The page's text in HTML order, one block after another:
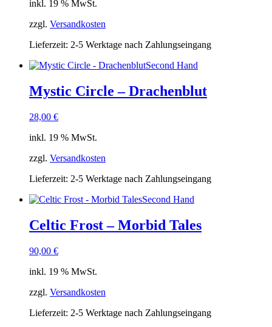
inkl. 19 % MwSt.
zzgl. Versandkosten
Lieferzeit: 2-5 Werktage nach Zahlungseingang
Second Hand
Mystic Circle – Drachenblut
28,00 €
inkl. 19 % MwSt.
zzgl. Versandkosten
Lieferzeit: 2-5 Werktage nach Zahlungseingang
Second Hand
Celtic Frost – Morbid Tales
90,00 €
inkl. 19 % MwSt.
zzgl. Versandkosten
Lieferzeit: 2-5 Werktage nach Zahlungseingang